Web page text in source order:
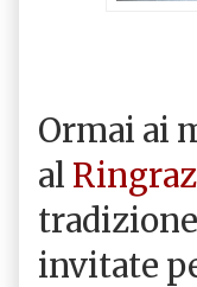
Ormai ai
al
invitate